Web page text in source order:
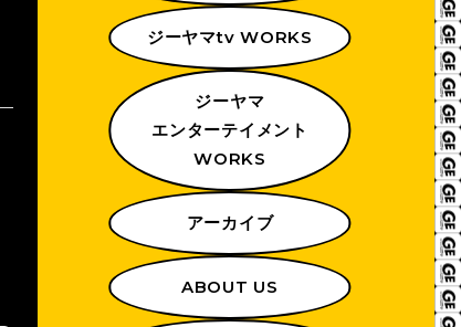
ジーヤマtv WORKS
ジーヤマ
エンターテイメント
WORKS
アーカイブ
ABOUT US